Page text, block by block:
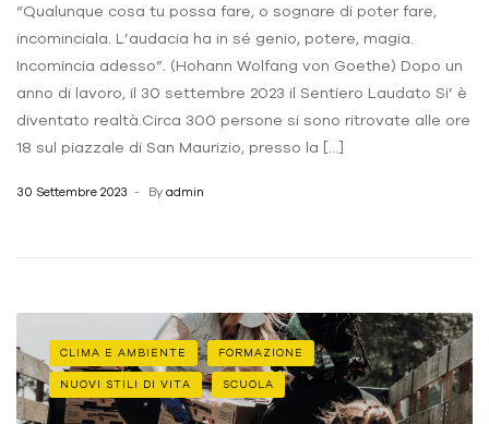
“Qualunque cosa tu possa fare, o sognare di poter fare,
incominciala. L’audacia ha in sé genio, potere, magia.
Incomincia adesso”. (Hohann Wolfang von Goethe) Dopo un
anno di lavoro, il 30 settembre 2023 il Sentiero Laudato Si’ è
diventato realtà.Circa 300 persone si sono ritrovate alle ore
18 sul piazzale di San Maurizio, presso la […]
30 Settembre 2023 By admin
CLIMA E AMBIENTE FORMAZIONE
NUOVI STILI DI VITA SCUOLA